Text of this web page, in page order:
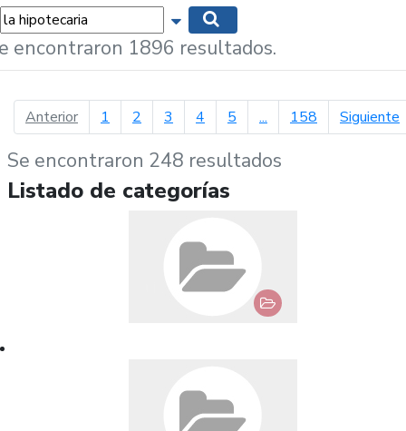
Mostrar opciones de búsqueda
encontraron 1896 resultados.
Anteriorpágina anterior
1 2 3 4 5 ... 158 Siguiente
Se encontraron 248 resultados
Listado de categorías